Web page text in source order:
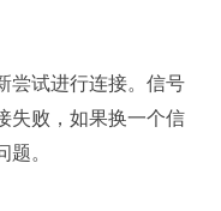
尝试进行连接。信号
失败，如果换一个信
。